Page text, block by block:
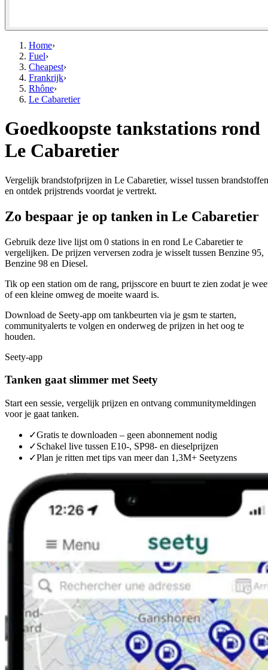
Home›
Fuel›
Cheapest›
Frankrijk›
Rhône›
Le Cabaretier
Goedkoopste tankstations rond
Le Cabaretier
Vergelijk brandstofprijzen in Le Cabaretier, wissel tussen brandstoffen
en ontdek prijstrends voordat je vertrekt.
Zo bespaar je op tanken in Le Cabaretier
Gebruik deze live lijst om 0 stations in en rond Le Cabaretier te
vergelijken. De prijzen verversen zodra je wisselt tussen Benzine 95,
Benzine 98 en Diesel.
Tik op een station om de rang, prijsscore en buurt te zien zodat je
of een kleine omweg de moeite waard is.
Download de Seety-app om tankbeurten via je gsm te starten,
communityalerts te volgen en onderweg de prijzen in het oog te
houden.
Seety-app
Tanken gaat slimmer met Seety
Start een sessie, vergelijk prijzen en ontvang communitymeldingen
voor je gaat tanken.
✓Gratis te downloaden – geen abonnement nodig
✓Schakel live tussen E10-, SP98- en dieselprijzen
✓Plan je ritten met tips van meer dan 1,3M+ Seetyzens